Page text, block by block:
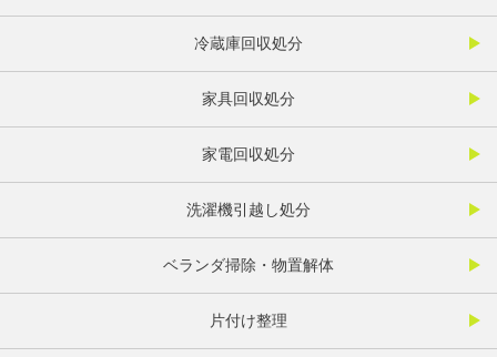
冷蔵庫回収処分
家具回収処分
家電回収処分
洗濯機引越し処分
ベランダ掃除・物置解体
片付け整理